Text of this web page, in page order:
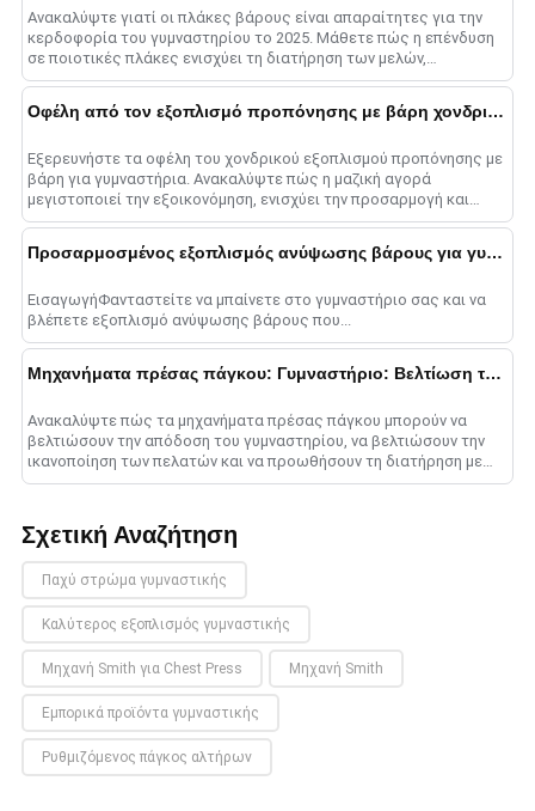
Ανακαλύψτε γιατί οι πλάκες βάρους είναι απαραίτητες για την
κερδοφορία του γυμναστηρίου το 2025. Μάθετε πώς η επένδυση
σε ποιοτικές πλάκες ενισχύει τη διατήρηση των μελών,
προσελκύει νέους πελάτες, α......
Οφέλη από τον εξοπλισμό προπόνησης με βάρη χονδρικής
Εξερευνήστε τα οφέλη του χονδρικού εξοπλισμού προπόνησης με
βάρη για γυμναστήρια. Ανακαλύψτε πώς η μαζική αγορά
μεγιστοποιεί την εξοικονόμηση, ενισχύει την προσαρμογή και
εξορθολογίζει τη λειτουργία......
Προσαρμοσμένος εξοπλισμός ανύψωσης βάρους για γυμναστήρια
ΕισαγωγήΦανταστείτε να μπαίνετε στο γυμναστήριο σας και να
βλέπετε εξοπλισμό ανύψωσης βάρους που...
Μηχανήματα πρέσας πάγκου: Γυμναστήριο: Βελτίωση της απόδοσης
Ανακαλύψτε πώς τα μηχανήματα πρέσας πάγκου μπορούν να
βελτιώσουν την απόδοση του γυμναστηρίου, να βελτιώσουν την
ικανοποίηση των πελατών και να προωθήσουν τη διατήρηση με
εξατομικευμένες λύσεις για κάθε επίπεδο γυμναστικής....
Σχετική Αναζήτηση
Παχύ στρώμα γυμναστικής
Καλύτερος εξοπλισμός γυμναστικής
Μηχανή Smith για Chest Press Μηχανή Smith
Εμπορικά προϊόντα γυμναστικής
Ρυθμιζόμενος πάγκος αλτήρων